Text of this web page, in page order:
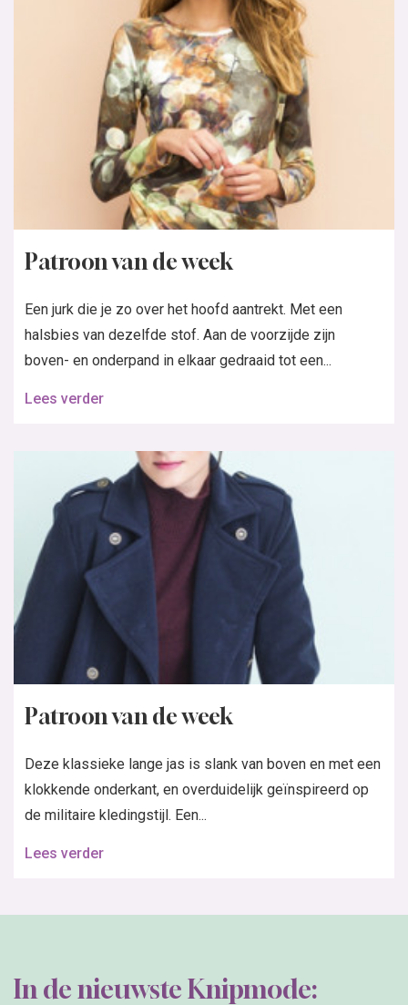
Patroon van de week
Een jurk die je zo over het hoofd aantrekt. Met een
halsbies van dezelfde stof. Aan de voorzijde zijn
boven- en onderpand in elkaar gedraaid tot een...
Lees verder
Patroon van de week
Deze klassieke lange jas is slank van boven en met een
klokkende onderkant, en overduidelijk geïnspireerd op
de militaire kledingstijl. Een...
Lees verder
In de nieuwste Knipmode: